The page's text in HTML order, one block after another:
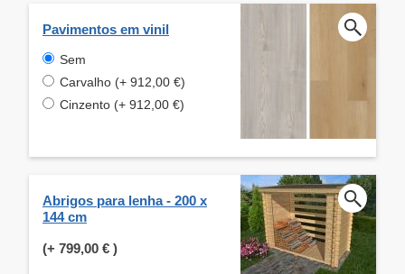
Pavimentos em vinil
Sem
Carvalho (+ 912,00 €)
Cinzento (+ 912,00 €)
Abrigos para lenha - 200 x
144 cm
(+ 799,00 € )